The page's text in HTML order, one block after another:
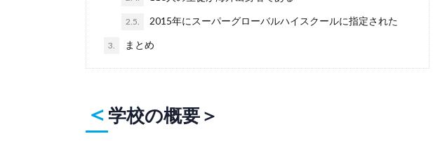
2.5. 2015年にスーパーグローバルハイスクールに指定された
3. まとめ
＜学校の概要＞